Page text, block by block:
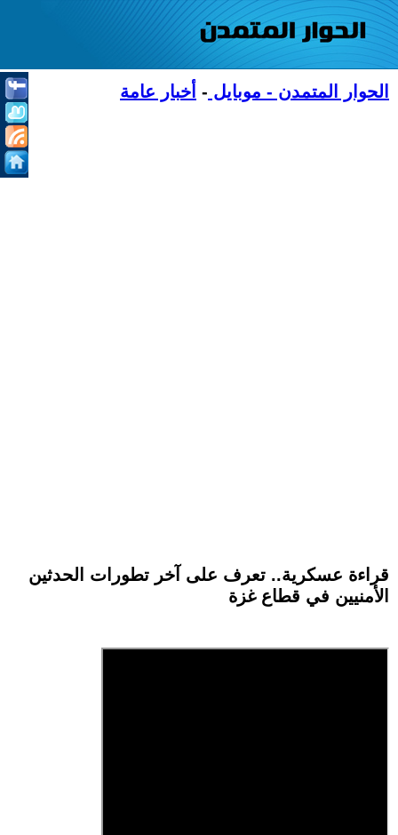
الحوار المتمدن - موبايل - أخبار عامة
قراءة عسكرية.. تعرف على آخر تطورات الحدثين
الأمنيين في قطاع غزة